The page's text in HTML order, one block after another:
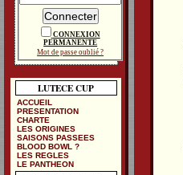
CONNEXION
PERMANENTE
Mot de passe oublié ?
LUTECE CUP
ACCUEIL
PRESENTATION
CHARTE
LES ORIGINES
SAISONS PASSEES
BLOOD BOWL ?
LES REGLES
LE PANTHEON